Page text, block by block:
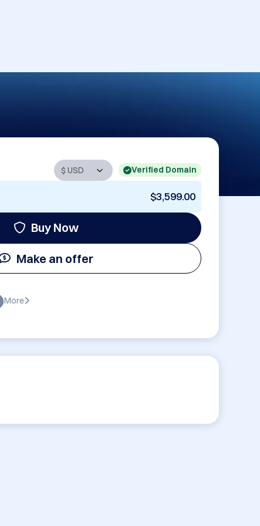
Verified Domain
$3,599.00
Buy Now
Make an offer
More